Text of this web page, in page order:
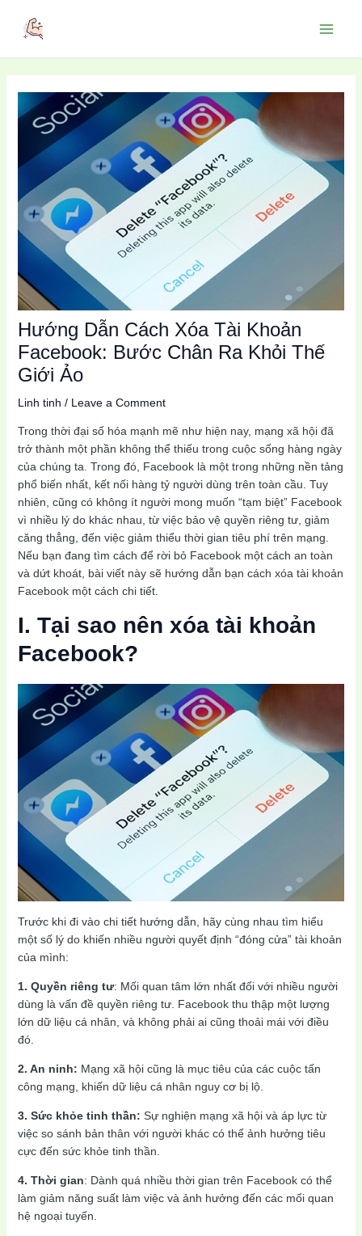
Menu
Hướng Dẫn Cách Xóa Tài Khoản
Facebook: Bước Chân Ra Khỏi Thế
Giới Ảo
Linh tinh / Leave a Comment
Trong thời đại số hóa mạnh mẽ như hiện nay, mạng xã hội đã
trở thành một phần không thể thiếu trong cuộc sống hàng ngày
của chúng ta. Trong đó, Facebook là một trong những nền tảng
phổ biến nhất, kết nối hàng tỷ người dùng trên toàn cầu. Tuy
nhiên, cũng có không ít người mong muốn “tạm biệt” Facebook
vì nhiều lý do khác nhau, từ việc bảo vệ quyền riêng tư, giảm
căng thẳng, đến việc giảm thiểu thời gian tiêu phí trên mạng.
Nếu bạn đang tìm cách để rời bỏ Facebook một cách an toàn
và dứt khoát, bài viết này sẽ hướng dẫn bạn cách xóa tài khoản
Facebook một cách chi tiết.
I. Tại sao nên xóa tài khoản
Facebook?
Trước khi đi vào chi tiết hướng dẫn, hãy cùng nhau tìm hiểu
một số lý do khiến nhiều người quyết định “đóng cửa” tài khoản
của mình:
1. Quyền riêng tư: Mối quan tâm lớn nhất đối với nhiều người
dùng là vấn đề quyền riêng tư. Facebook thu thập một lượng
lớn dữ liệu cá nhân, và không phải ai cũng thoải mái với điều
đó.
2. An ninh: Mạng xã hội cũng là mục tiêu của các cuộc tấn
công mạng, khiến dữ liệu cá nhân nguy cơ bị lộ.
3. Sức khỏe tinh thần: Sự nghiện mạng xã hội và áp lực từ
việc so sánh bản thân với người khác có thể ảnh hưởng tiêu
cực đến sức khỏe tinh thần.
4. Thời gian: Dành quá nhiều thời gian trên Facebook có thể
làm giảm năng suất làm việc và ảnh hưởng đến các mối quan
hệ ngoại tuyến.